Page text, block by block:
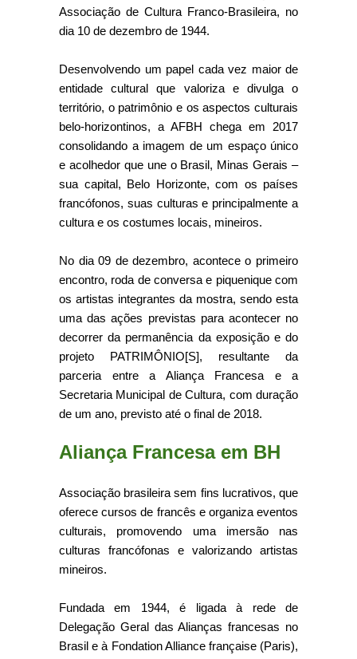
Associação de Cultura Franco-Brasileira, no
dia 10 de dezembro de 1944.
Desenvolvendo um papel cada vez maior de
entidade cultural que valoriza e divulga o
território, o patrimônio e os aspectos culturais
belo-horizontinos, a AFBH chega em 2017
consolidando a imagem de um espaço único
e acolhedor que une o Brasil, Minas Gerais –
sua capital, Belo Horizonte, com os países
francófonos, suas culturas e principalmente a
cultura e os costumes locais, mineiros.
No dia 09 de dezembro, acontece o primeiro
encontro, roda de conversa e piquenique com
os artistas integrantes da mostra, sendo esta
uma das ações previstas para acontecer no
decorrer da permanência da exposição e do
projeto PATRIMÔNIO[S], resultante da
parceria entre a Aliança Francesa e a
Secretaria Municipal de Cultura, com duração
de um ano, previsto até o final de 2018.
Aliança Francesa em BH
Associação brasileira sem fins lucrativos, que
oferece cursos de francês e organiza eventos
culturais, promovendo uma imersão nas
culturas francófonas e valorizando artistas
mineiros.
Fundada em 1944, é ligada à rede de
Delegação Geral das Alianças francesas no
Brasil e à Fondation Alliance française (Paris),